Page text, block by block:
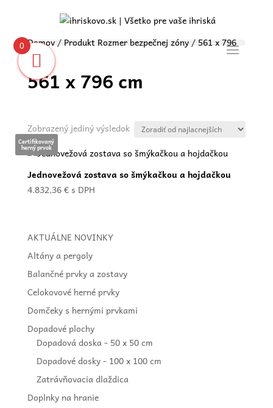
Domov/ Produkt Rozmer bezpečnej zóny / 561 x 796
cm
561 x 796 cm
Zobrazený jediný výsledok
Certifikovaný
herný prvok
Jednovežová zostava so šmýkačkou a hojdačkou
4.832,36€ s DPH
AKTUÁLNE NOVINKY
Altány a pergoly
Balančné prvky a zostavy
Celokovové herné prvky
Domčeky s hernými prvkami
Dopadové plochy
Dopadová doska - 50 x 50 cm
Dopadové dosky - 100 x 100 cm
Zatrávňovacia dlaždica
Doplnky na hranie
0